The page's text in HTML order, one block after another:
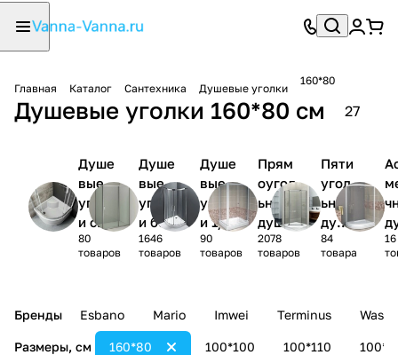
Главная Каталог Сантехника Душевые уголки
160*80
Душевые уголки 160*80 см 27
Душе
вые
уголк
и с
поддо
ном
80
товаров
Душе
вые
уголк
и без
поддо
на
1646
товаров
Душе
вые
уголк
и 1/4
круга
90
товаров
Прям
оугол
ьные
душев
ые
уголк
2078
товаров
Пяти
угол
ьные
душе
вые
угол
84
товара
16
Бренды Esbano Mario Imwei Terminus
Размеры, см 100*100 100*110
160*80